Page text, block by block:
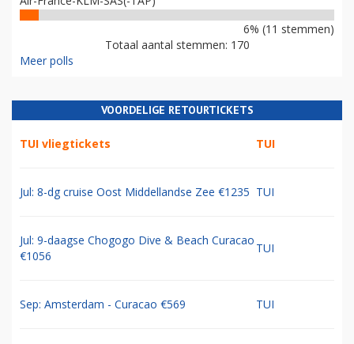
6% (11 stemmen)
Totaal aantal stemmen: 170
Meer polls
VOORDELIGE RETOURTICKETS
TUI vliegtickets TUI
Jul: 8-dg cruise Oost Middellandse Zee €1235 TUI
Jul: 9-daagse Chogogo Dive & Beach Curacao
€1056
TUI
Sep: Amsterdam - Curacao €569 TUI